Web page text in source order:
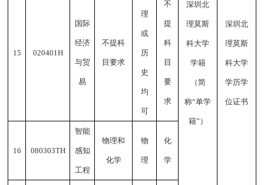
深圳北
理莫斯
科大学
学籍
（简
称“单学
籍” ）
深圳北
理莫斯
科大学
学历学
位证书
15 020401H
国际
经济
与贸
易
不提科
目要求
理
或
历
史
均
可
不
提
科
目
要
求
16 080303TH
智能
感知
工程
物理和
化学
物
理
化
学